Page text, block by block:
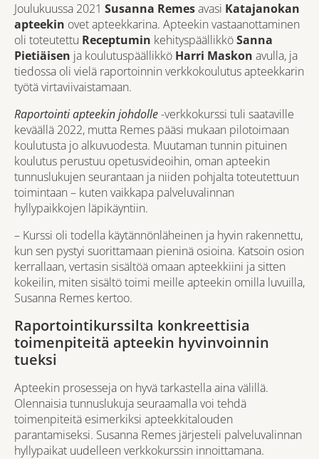
Joulukuussa 2021 Susanna Remesavasi Katajanokan
apteekin ovet apteekkarina. Apteekin vastaanottaminen
oli toteutettu Receptumin kehityspäällikköSanna
Pietiäisen ja koulutuspäällikkö Harri Maskon avulla, ja
tiedossa oli vielä raportoinnin verkkokoulutus apteekkarin
työtä virtaviivaistamaan.
Raportointi apteekin johdolle-verkkokurssi tuli saataville
keväällä 2022, mutta Remes pääsi mukaan pilotoimaan
koulutusta jo alkuvuodesta. Muutaman tunnin pituinen
koulutus perustuu opetusvideoihin, oman apteekin
tunnuslukujen seurantaan ja niiden pohjalta toteutettuun
toimintaan – kuten vaikkapa palveluvalinnan
hyllypaikkojen läpikäyntiin.
– Kurssi oli todella käytännönläheinen ja hyvin rakennettu,
kun sen pystyi suorittamaan pieninä osioina. Katsoin osion
kerrallaan, vertasin sisältöä omaan apteekkiini ja sitten
kokeilin, miten sisältö toimi meille apteekin omilla luvuilla,
Susanna Remes kertoo.
Raportointikurssilta konkreettisia
toimenpiteitä apteekin hyvinvoinnin
tueksi
Apteekin prosesseja on hyvä tarkastella aina välillä.
Olennaisia tunnuslukuja seuraamalla voi tehdä
toimenpiteitä esimerkiksi apteekkitalouden
parantamiseksi. Susanna Remes järjesteli palveluvalinnan
hyllypaikat uudelleen verkkokurssin innoittamana.